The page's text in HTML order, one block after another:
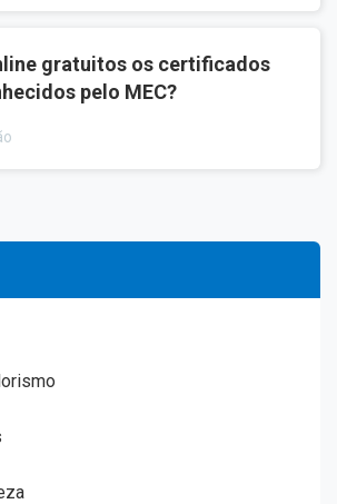
gratuitos os certificados
pelo MEC?